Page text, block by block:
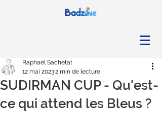
SUDIRMAN CUP - Qu'est-
ce qui attend les Bleus ?
Raphaël Sachetat
12 mai 20232 min de lecture